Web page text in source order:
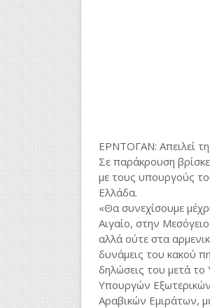
ΕΡΝΤΟΓΑΝ: Απειλεί
Σε παράκρουση
με τους υπουργούς
Ελλάδα.
«Θα συνεχίσουμε
Αιγαίο, στην
αλλά ούτε στα
δυνάμεις του κακού
δηλώσεις του μετά
Υπουργών
Αραβικών Εμιράτων,